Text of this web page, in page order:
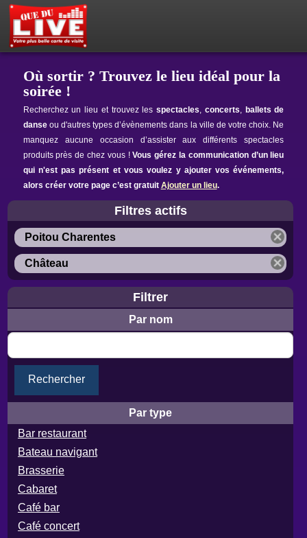
Où sortir ? Trouvez le lieu idéal pour la
soirée !
Recherchez un lieu et trouvez lesspectacles, concerts, ballets de
danseou d'autres types d’évènements dans la ville de votre choix. Ne
manquez aucune occasion d’assister aux différents spectacles
produits près de chez vous !Vous gérez la communication d’un lieu
qui n'est pas présent et vous voulez y ajouter vos événements,
alors créer votre page c’est gratuit Ajouter un lieu.
Filtres actifs
Poitou Charentes
Château
Filtrer
Par nom
Rechercher
Par type
Bar restaurant
Bateau navigant
Brasserie
Cabaret
Café bar
Café concert